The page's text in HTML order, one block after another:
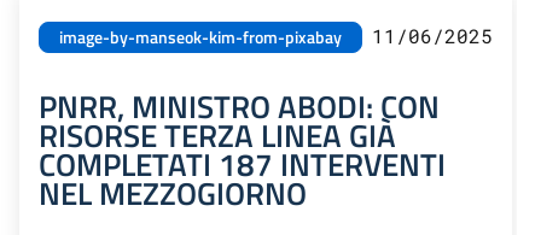
image-by-manseok-kim-from-pixabay 11/06/2025
PNRR, MINISTRO ABODI: CON
RISORSE TERZA LINEA GIÀ
COMPLETATI 187 INTERVENTI
NEL MEZZOGIORNO